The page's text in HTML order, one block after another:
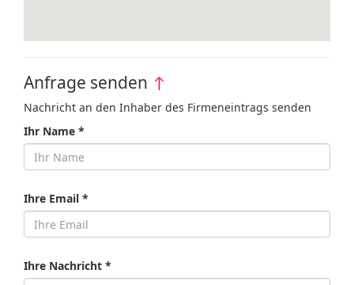
Anfrage senden ↑
Nachricht an den Inhaber des Firmeneintrags senden
Ihr Name *
Ihre Email *
Ihre Nachricht *